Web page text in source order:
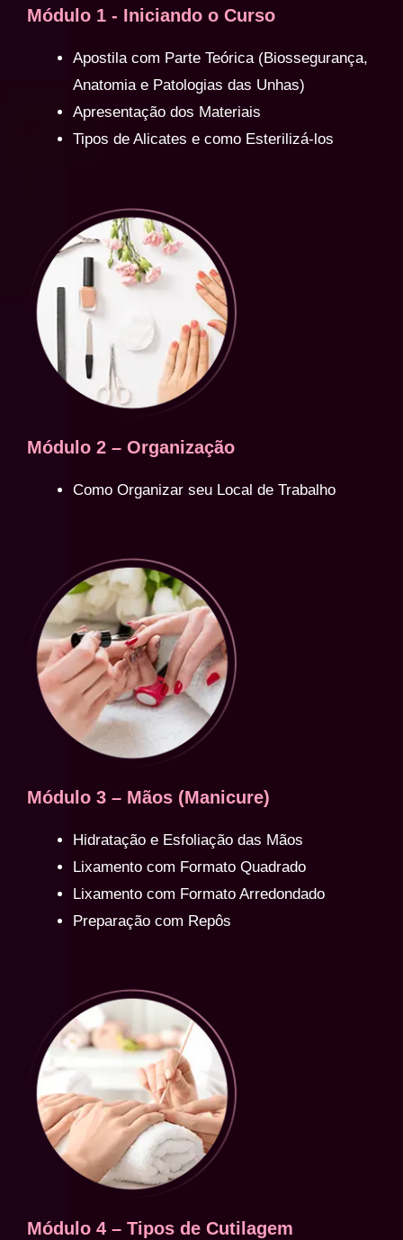
Módulo 1 - Iniciando o Curso
Apostila com Parte Teórica (Biossegurança,
Anatomia e Patologias das Unhas)
Apresentação dos Materiais
Tipos de Alicates e como Esterilizá-los
Módulo 2 – Organização
Como Organizar seu Local de Trabalho
Módulo 3 – Mãos (Manicure)
Hidratação e Esfoliação das Mãos
Lixamento com Formato Quadrado
Lixamento com Formato Arredondado
Preparação com Repôs
Módulo 4 – Tipos de Cutilagem